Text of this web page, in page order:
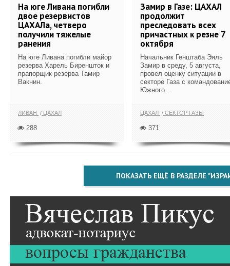
На юге Ливана погибли
двое резервистов
ЦАХАЛа, четверо
получили тяжелые
ранения
На юге Ливана погибли майор
резерва Харель Биреншток и
прапорщик резерва Тамир
Вакнин.
ЛИВАН ЦАХАЛ
288
Замир в Газе: ЦАХАЛ
продолжит
преследовать всех
причастных к резне 7
октября
Начальник Генштаба Эяль
Замир в среду, 5 августа,
провел оценку ситуации в
секторе Газа с
Южного...
ЦАХАЛ СЕКТОР ГАЗЫ
371
ПОКАЗАТЬ ЕЩЁ В РАЗДЕЛЕ